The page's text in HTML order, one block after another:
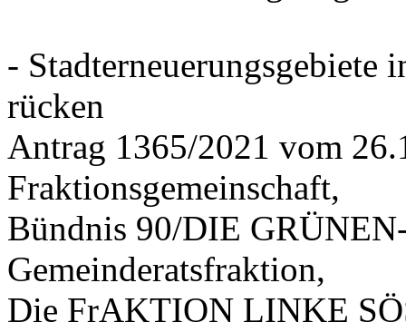
- Stadterneuerungsgebiete
rücken
Antrag 1365/2021 vom
Fraktionsgemeinschaft,
Bündnis 90/DIE
Gemeinderatsfraktion,
Die FrAKTION LINKE